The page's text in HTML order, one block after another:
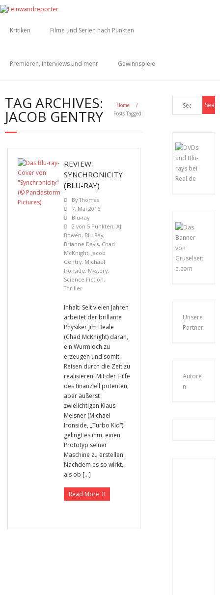
Kritiken Filme und Serien nach Punkten
Premieren, Interviews und mehr Gewinnspiele
TAG ARCHIVES:
JACOB GENTRY
Home
/
Posts Tagged:
REVIEW:
SYNCHRONICITY
(BLU-RAY)
ByThomas
7. Mai 2016
Blu-ray
2 von 5 Punkten, AJ
Bowen, Blu-Ray,
Brianne Davis, Chad
McKnight, Jacob
Gentry, Michael
Ironside, Mystery,
Science Fiction,
Thriller
Inhalt: Seit vielen Jahren
arbeitet der brillante
Physiker Jim Beale
(Chad McKnight) daran,
ein Wurmloch zu
erzeugen und somit
Reisen durch die Zeit zu
realisieren. Mit der Hilfe
des finanziell potenten,
aber äußerst
zwielichtigen Klaus
Meisner (Michael
Ironside, „Turbo Kid“)
gelingt es ihm, einen
Prototyp seiner
Maschine zu erstellen.
Nachdem es so wirkt,
als ob […]
Read More
Unsere
Partner
Autore
n